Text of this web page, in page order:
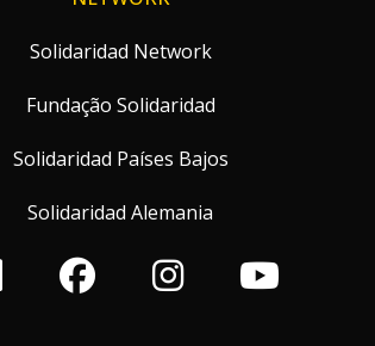
Solidaridad Network
Fundação Solidaridad
Solidaridad Países Bajos
Solidaridad Alemania